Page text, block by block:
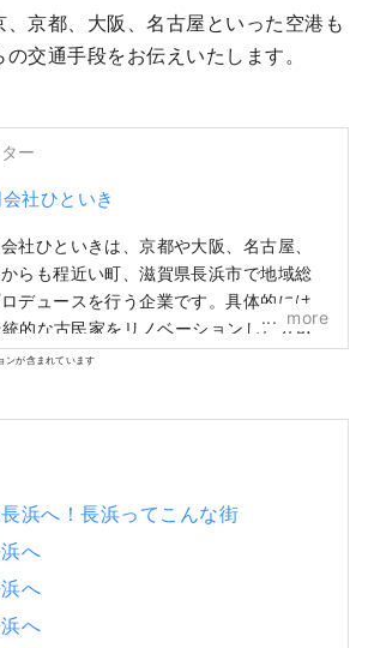
京都、大阪、名古屋といった空港も
交通手段をお伝えいたします。
ー
社ひといき
社ひといきは、京都や大阪、名古屋、
らも程近い町、滋賀県長浜市で地域総
デュースを行う企業です。具体的には
的な古民家をリノベーションした分散
ホテル「和乃リトリートひといき」の
more
ンが含まれています
浜へ！長浜ってこんな街
へ
へ
へ